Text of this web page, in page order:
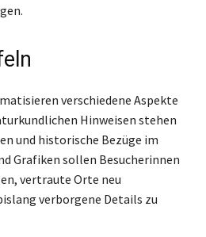
verschiedene Aspekte
Hinweisen stehen
und historische Bezüge im
Grafiken sollen Besucherinnen
vertraute Orte neu
verborgene Details zu